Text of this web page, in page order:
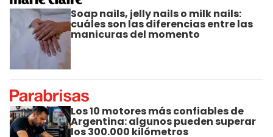
Soap nails, jelly nails o milk nails:
cuáles son las diferencias entre las
manicuras del momento
Los 10 motores más confiables de
Argentina: algunos pueden superar
los 300.000 kilómetros